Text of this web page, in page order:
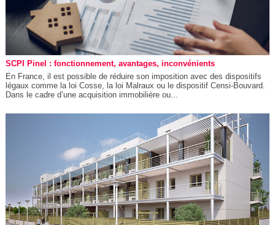
SCPI Pinel : fonctionnement, avantages, inconvénients
En France, il est possible de réduire son imposition avec des dispositifs
légaux comme la loi Cosse, la loi Malraux ou le dispositif Censi-Bouvard.
Dans le cadre d’une acquisition immobilière ou...